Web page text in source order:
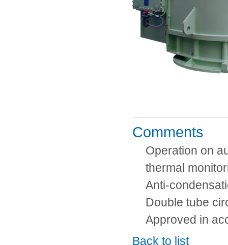
Comments
Operation on
thermal
Anti-
Double tube
Approved in
Back to list